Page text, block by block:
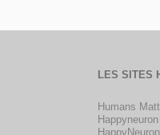
LES SITES
Humans